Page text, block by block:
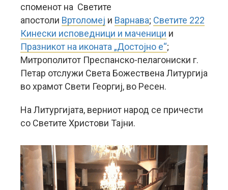
споменот на Светите
апостоли Вртоломеј и Варнава; Светите 222
Кинески исповедници и маченици и
Празникот на иконата „Достојно е“;
Митрополитот Преспанско-пелагониски г.
Петар отслужи Света Божествена Литургија
во храмот Свети Георгиј, во Ресен.
На Литургијата, верниот народ се причести
со Светите Христови Тајни.